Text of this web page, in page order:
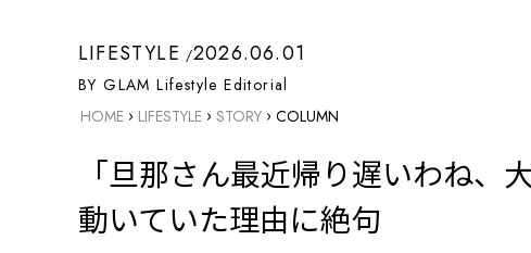
LIFESTYLE 2026.06.01
BY GLAM Lifestyle Editorial
HOME › LIFESTYLE › STORY › COLUMN
「旦那さん最近帰り遅いわね
動いていた理由に絶句